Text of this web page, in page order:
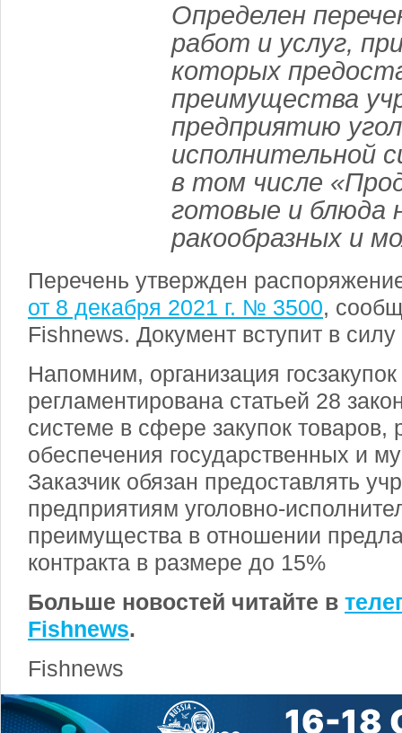
Определен
работ и услуг,
которых
преимущества
предприятию
исполнительной
в том числе
готовые и блюда
ракообразных и
Перечень утвержден
от 8 декабря 2021 г. № 3500,
Fishnews. Документ вступит в
Напомним, организация
регламентирована статьей 28
системе в сфере закупок товаров,
обеспечения государственных и
Заказчик обязан предоставлять
предприятиям уголовно-
преимущества в отношении
контракта в размере до 15%
Больше новостей читайте в
Fishnews.
Fishnews